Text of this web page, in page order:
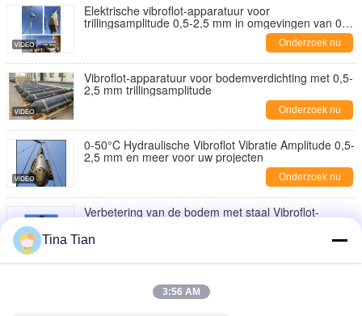
Elektrische vibroflot-apparatuur voor
trillingsamplitude 0,5-2,5 mm in omgevingen van 0-
Onderzoek nu
Vibroflot-apparatuur voor bodemverdichting met 0,5-
2,5 mm trillingsamplitude
Onderzoek nu
0-50°C Hydraulische Vibroflot Vibratie Amplitude 0,5-
2,5 mm en meer voor uw projecten
Onderzoek nu
Verbetering van de bodem met staal Vibroflot-
Onderzoek nu
aan de frequentie van de bodemlaag in
vloeistofweerstand
Tina Tian
3:56 AM